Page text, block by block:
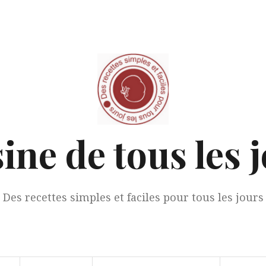
de tous les
Des recettes simples et faciles pour tous les jours